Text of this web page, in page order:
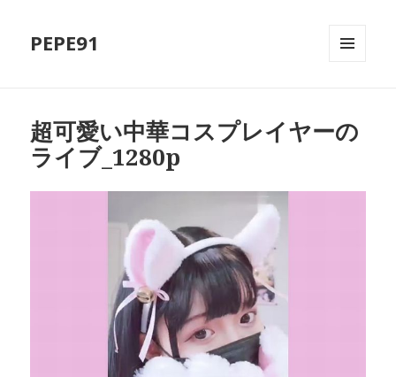
PEPE91
超可愛い中華コスプレイヤーの
ライブ_1280p